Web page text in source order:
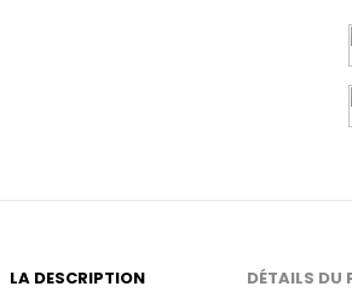
LA DESCRIPTION DÉTAILS DU